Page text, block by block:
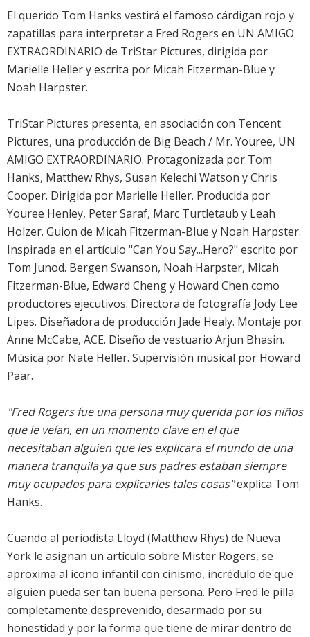
El querido Tom Hanks vestirá el famoso cárdigan rojo y
zapatillas para interpretar a Fred Rogers en UN AMIGO
EXTRAORDINARIO de TriStar Pictures, dirigida por
Marielle Heller y escrita por Micah Fitzerman-Blue y
Noah Harpster.
TriStar Pictures presenta, en asociación con Tencent
Pictures, una producción de Big Beach / Mr. Youree, UN
AMIGO EXTRAORDINARIO. Protagonizada por Tom
Hanks, Matthew Rhys, Susan Kelechi Watson y Chris
Cooper. Dirigida por Marielle Heller. Producida por
Youree Henley, Peter Saraf, Marc Turtletaub y Leah
Holzer. Guion de Micah Fitzerman-Blue y Noah Harpster.
Inspirada en el artículo "Can You Say...Hero?" escrito por
Tom Junod. Bergen Swanson, Noah Harpster, Micah
Fitzerman-Blue, Edward Cheng y Howard Chen como
productores ejecutivos. Directora de fotografía Jody Lee
Lipes. Diseñadora de producción Jade Healy. Montaje por
Anne McCabe, ACE. Diseño de vestuario Arjun Bhasin.
Música por Nate Heller. Supervisión musical por Howard
Paar.
"Fred Rogers fue una persona muy querida por los niños
que le veían, en un momento clave en el que
necesitaban alguien que les explicara el mundo de una
manera tranquila ya que sus padres estaban siempre
muy ocupados para explicarles tales cosas"explica Tom
Hanks.
Cuando al periodista Lloyd (Matthew Rhys) de Nueva
York le asignan un artículo sobre Mister Rogers, se
aproxima al icono infantil con cinismo, incrédulo de que
alguien pueda ser tan buena persona. Pero Fred le pilla
completamente desprevenido, desarmado por su
honestidad y por la forma que tiene de mirar dentro de